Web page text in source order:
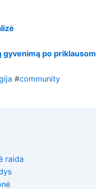
gyvenimą po
#community
raida